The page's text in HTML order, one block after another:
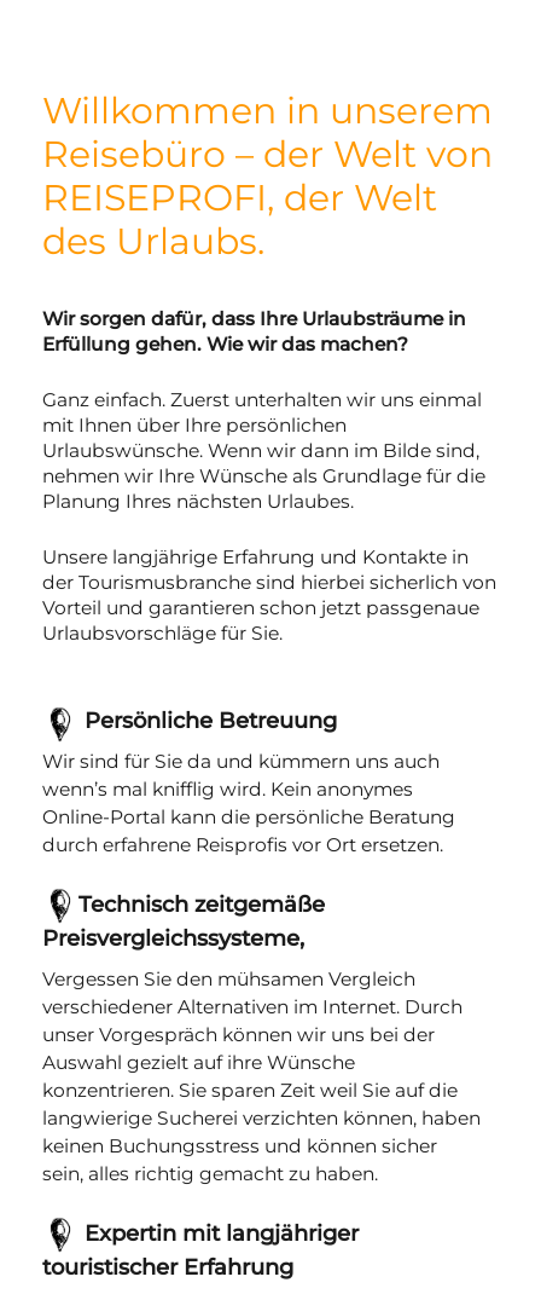
Willkommen in unserem
Reisebüro – der Welt von
REISEPROFI, der Welt
des Urlaubs.
Wir sorgen dafür, dass Ihre Urlaubsträume in
Erfüllung gehen. Wie wir das machen?
Ganz einfach. Zuerst unterhalten wir uns einmal
mit Ihnen über Ihre persönlichen
Urlaubswünsche. Wenn wir dann im Bilde sind,
nehmen wir Ihre Wünsche als Grundlage für die
Planung Ihres nächsten Urlaubes.
Unsere langjährige Erfahrung und Kontakte in
der Tourismusbranche sind hierbei sicherlich von
Vorteil und garantieren schon jetzt passgenaue
Urlaubsvorschläge für Sie.
Persönliche Betreuung
Wir sind für Sie da und kümmern uns auch
wenn’s mal knifflig wird. Kein anonymes
Online-Portal kann die persönliche Beratung
durch erfahrene Reisprofis vor Ort ersetzen.
Technisch zeitgemäße
Preisvergleichssysteme,
Vergessen Sie den mühsamen Vergleich
verschiedener Alternativen im Internet. Durch
unser Vorgespräch können wir uns bei der
Auswahl gezielt auf ihre Wünsche
konzentrieren. Sie sparen Zeit weil Sie auf die
langwierige Sucherei verzichten können, haben
keinen Buchungsstress und können sicher
sein, alles richtig gemacht zu haben.
Expertin mit langjähriger
touristischer Erfahrung